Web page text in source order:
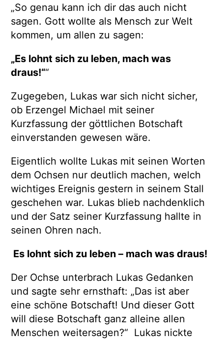
„So genau kann ich dir das auch nicht
sagen. Gott wollte als Mensch zur Welt
kommen, um allen zu sagen:
„Es lohnt sich zu leben, mach was
draus!““
Zugegeben, Lukas war sich nicht sicher,
ob Erzengel Michael mit seiner
Kurzfassung der göttlichen Botschaft
einverstanden gewesen wäre.
Eigentlich wollte Lukas mit seinen Worten
dem Ochsen nur deutlich machen, welch
wichtiges Ereignis gestern in seinem Stall
geschehen war. Lukas blieb nachdenklich
und der Satz seiner Kurzfassung hallte in
seinen Ohren nach.
Es lohnt sich zu leben – mach was draus!
Der Ochse unterbrach Lukas Gedanken
und sagte sehr ernsthaft: „Das ist aber
eine schöne Botschaft! Und dieser Gott
will diese Botschaft ganz alleine allen
Menschen weitersagen?“ Lukas nickte